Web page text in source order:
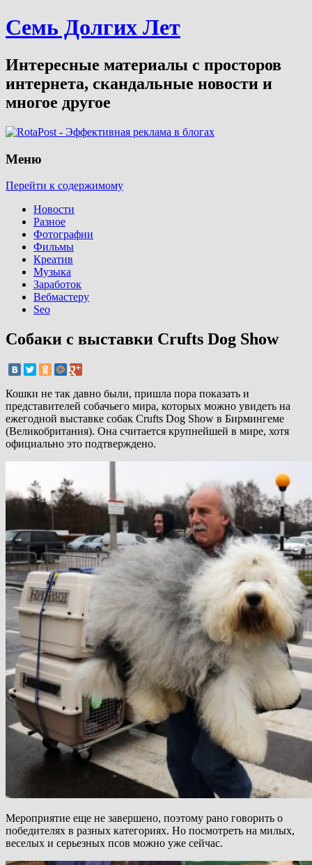
Семь Долгих Лет
Интересные материалы с просторов
интернета, скандальные новости и
многое другое
Меню
Перейти к содержимому
Новости
Разное
Фотографии
Фильмы
Креатив
Музыка
Заработок
Вебмастеру
Seo
Собаки с выставки Crufts Dog Show
Кошки не так давно были, пришла пора показать и
представителей собачьего мира, которых можно увидеть на
ежегодной выставке собак Crufts Dog Show в Бирмингеме
(Великобритания). Она считается крупнейшей в мире, хотя
официально это подтверждено.
Мероприятие еще не завершено, поэтому рано говорить о
победителях в разных категориях. Но посмотреть на милых,
веселых и серьезных псов можно уже сейчас.